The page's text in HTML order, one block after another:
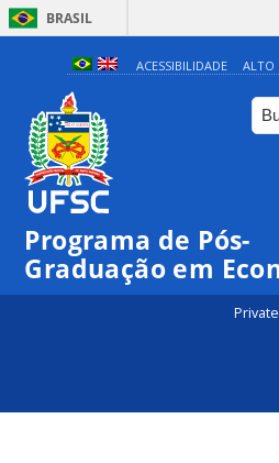
BRASIL
ACESSIBILIDADE ALTO
Programa de Pós-
Graduação em